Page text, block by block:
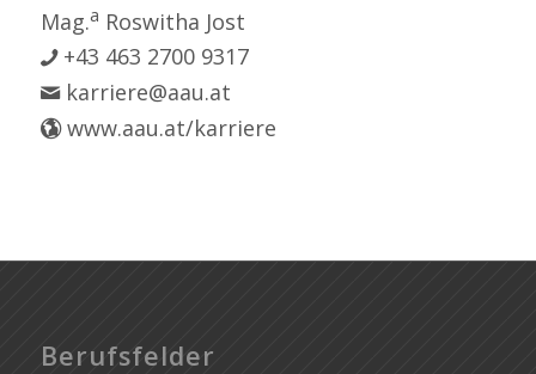
Mag.a Roswitha Jost
+43 463 2700 9317
karriere@aau.at
www.aau.at/karriere
Berufsfelder